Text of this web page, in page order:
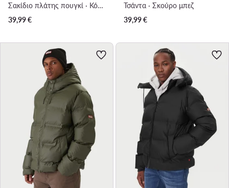
Σακίδιο πλάτης πουγκί · Κόκκινο
39,99€
Τσάντα · Σκούρο μπεζ
39,99€